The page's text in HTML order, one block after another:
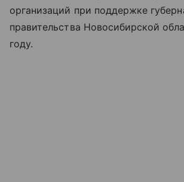
организаций при поддержке
правительства Новосибирской
году.